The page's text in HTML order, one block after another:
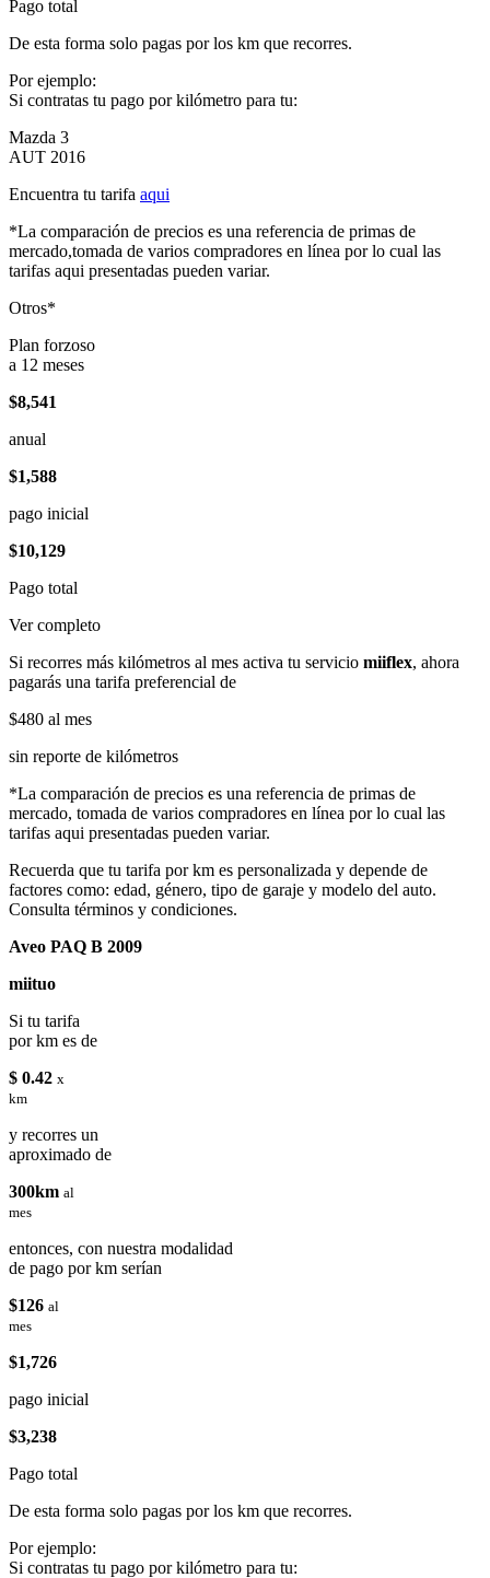
Pago total
De esta forma solo pagas por los km que recorres.
Por ejemplo:
Si contratas tu pago por kilómetro para tu:
Mazda 3
AUT 2016
Encuentra tu tarifa aqui
*La comparación de precios es una referencia de primas de
mercado,tomada de varios compradores en línea por lo cual las
tarifas aqui presentadas pueden variar.
Otros*
Plan forzoso
a 12 meses
$8,541
anual
$1,588
pago inicial
$10,129
Pago total
Ver completo
Si recorres más kilómetros al mes activa tu servicio miiflex, ahora
pagarás una tarifa preferencial de
$480 al mes
sin reporte de kilómetros
*La comparación de precios es una referencia de primas de
mercado, tomada de varios compradores en línea por lo cual las
tarifas aqui presentadas pueden variar.
Recuerda que tu tarifa por km es personalizada y depende de
factores como: edad, género, tipo de garaje y modelo del auto.
Consulta términos y condiciones.
Aveo PAQ B 2009
miituo
Si tu tarifa
por km es de
$ 0.42 x
km
y recorres un
aproximado de
300km al
mes
entonces, con nuestra modalidad
de pago por km serían
$126 al
mes
$1,726
pago inicial
$3,238
Pago total
De esta forma solo pagas por los km que recorres.
Por ejemplo:
Si contratas tu pago por kilómetro para tu: